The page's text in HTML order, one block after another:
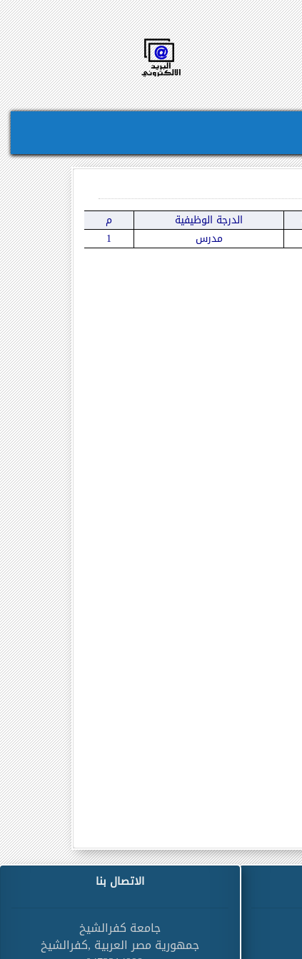
الدرجة الوظيفية
م
مدرس 1
الاتصال بنا
جامعة كفرالشيخ
جمهورية مصر العربية ,كفرالشيخ